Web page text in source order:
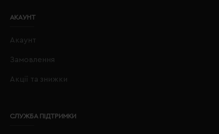
АКАУНТ
Акаунт
Замовлення
Акції та знижки
СЛУЖБА ПІДТРИМКИ